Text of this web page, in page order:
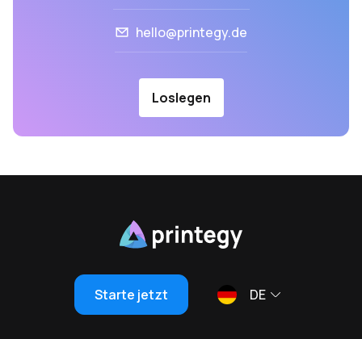
hello@printegy.de
Loslegen
Starte jetzt DE